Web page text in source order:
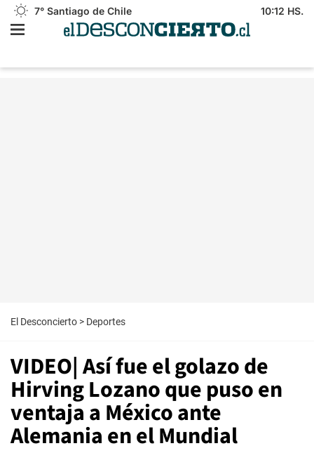
7° Santiago de Chile 10:12 HS.
El Desconcierto > Deportes
VIDEO| Así fue el golazo de
Hirving Lozano que puso en
ventaja a México ante
Alemania en el Mundial